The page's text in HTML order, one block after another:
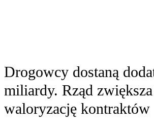
Drogowcy dostaną
miliardy. Rząd zwiększa
waloryzację kontraktów